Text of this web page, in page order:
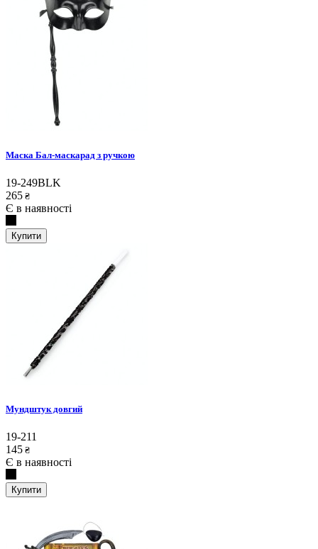
Маска Бал-маскарад з ручкою
19-249BLK
265 ₴
Є в наявності
Купити
Мундштук довгий
19-211
145 ₴
Є в наявності
Купити